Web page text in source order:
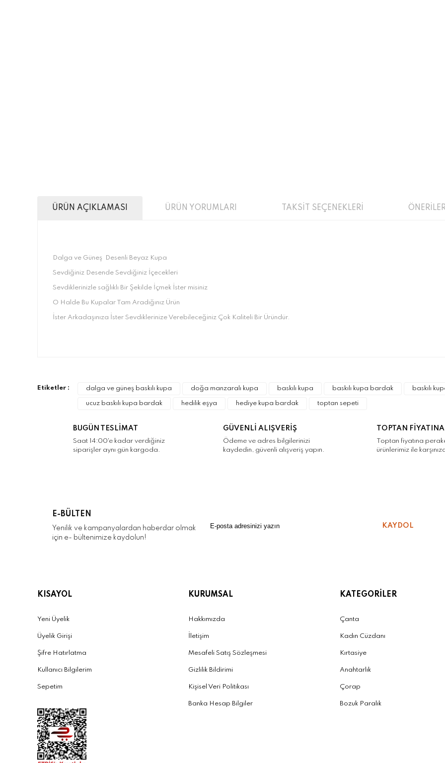
ÜRÜN AÇIKLAMASI ÜRÜN YORUMLARI TAKSİT SEÇENEKLERİ
Dalga ve Güneş Desenli Beyaz Kupa
Sevdiğiniz Desende Sevdiğiniz İçecekleri
Sevdiklerinizle sağlıklı Bir Şekilde İçmek İster misiniz
O Halde Bu Kupalar Tam Aradığınız Ürün
İster Arkadaşınıza İster Sevdiklerinize Verebileceğiniz Çok Kaliteli Bir Üründür.
Ürün fiyatı diğer sitelerden daha pahalı.
Bu ürüne benzer farklı alternatifler olmalı.
Etiketler : dalga ve güneş baskılı kupa doğa manzaralı kupa baskılı kupa baskılı kupa bardak baskılı
ucuz baskılı kupa bardak hedilik eşya hediye kupa bardak toptan sepeti
BUGÜN TESLİMAT
Saat 14:00'e kadar verdiğiniz
siparişler aynı gün kargoda.
GÜVENLİ ALIŞVERİŞ
Ödeme ve adres bilgilerinizi
kaydedin, güvenli alışveriş yapın.
TOPTAN FİYATINA
Toptan fiyatına
ürünlerimiz ile
E-BÜLTEN
Yenilik ve kampanyalardan haberdar olmak
için e- bültenimize kaydolun!
KAYDOL
KISAYOL
Yeni Üyelik
Üyelik Girişi
Şifre Hatırlatma
Kullanıcı Bilgilerim
Sepetim
KURUMSAL
Hakkımızda
İletişim
Mesafeli Satış Sözleşmesi
Gizlilik Bildirimi
Kişisel Veri Politikası
Banka Hesap Bilgiler
KATEGORİLER
Çanta
Kadın Cüzdanı
Kırtasiye
Anahtarlık
Çorap
Bozuk Paralık